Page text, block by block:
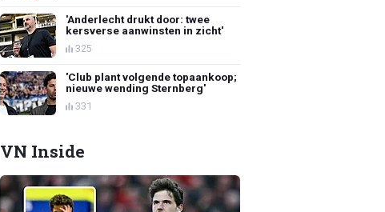
'Anderlecht drukt door: twee
kersverse aanwinsten in zicht'
325
'Club plant volgende topaankoop;
nieuwe wending Sternberg'
331
VN Inside